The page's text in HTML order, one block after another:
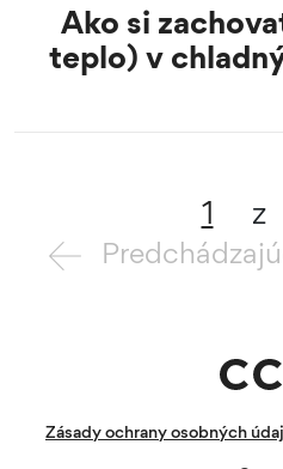
Ako si
teplo) v
1 z
Zásady ochrany osobných